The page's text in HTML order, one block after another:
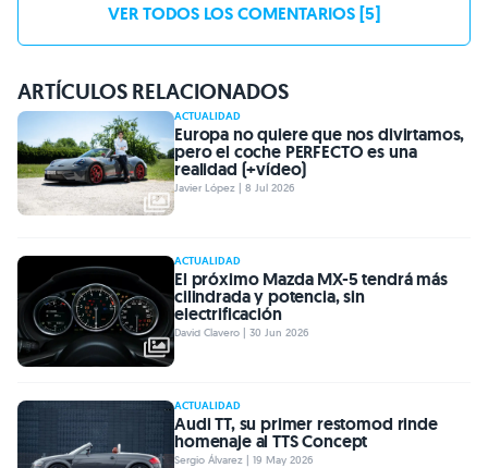
VER TODOS LOS COMENTARIOS [5]
ARTÍCULOS RELACIONADOS
ACTUALIDAD
Europa no quiere que nos divirtamos,
pero el coche PERFECTO es una
realidad (+vídeo)
Javier López | 8 Jul 2026
ACTUALIDAD
El próximo Mazda MX-5 tendrá más
cilindrada y potencia, sin
electrificación
David Clavero | 30 Jun 2026
ACTUALIDAD
Audi TT, su primer restomod rinde
homenaje al TTS Concept
Sergio Álvarez | 19 May 2026